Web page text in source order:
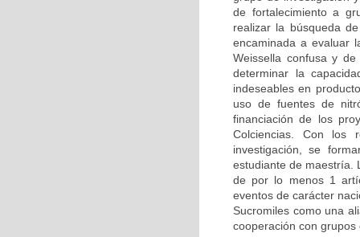
de fortalecimiento a
realizar la búsqueda
encaminada a evaluar
Weissella confusa y
determinar la
indeseables en
uso de fuentes de
financiación de los
Colciencias. Con los
investigación, se
estudiante de maestría.
de por lo menos 1
eventos de carácter
Sucromiles como una
cooperación con grupos